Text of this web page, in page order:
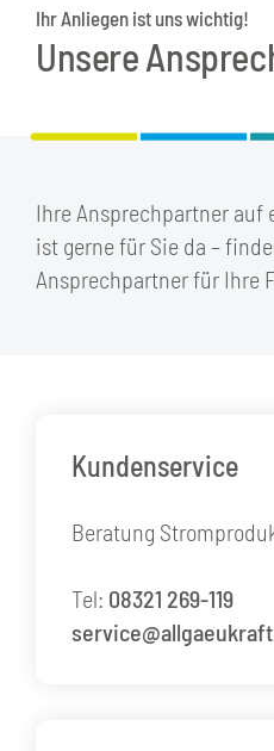
Ihr Anliegen ist uns wichtig!
Unsere
Ihre Ansprechpartner auf
ist gerne für Sie da –
Ansprechpartner für Ihre
Kundenservice
Beratung
Tel: 08321 269-119